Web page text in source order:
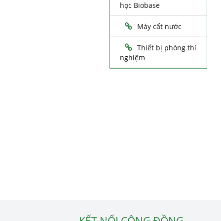
học Biobase
Máy cất nước
Thiết bị phòng thí
nghiệm